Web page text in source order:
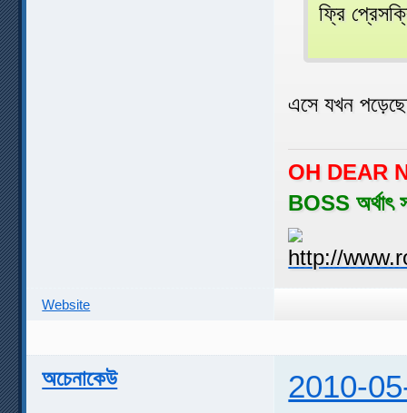
ফ্রি
এসে যখন
OH DEAR
BOSS অর্থাৎ
Website
অচেনাকেউ 2010-